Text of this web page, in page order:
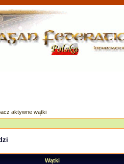
aktywne wątki
Wątki